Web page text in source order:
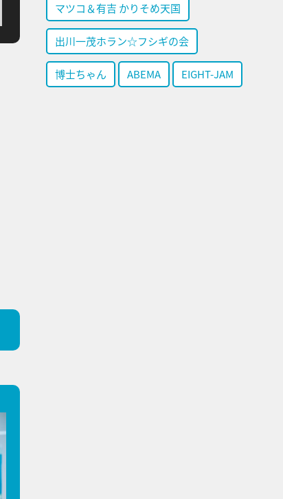
マツコ＆有吉 かりそめ天国
出川一茂ホラン☆フシギの会
博士ちゃん ABEMA EIGHT-JAM